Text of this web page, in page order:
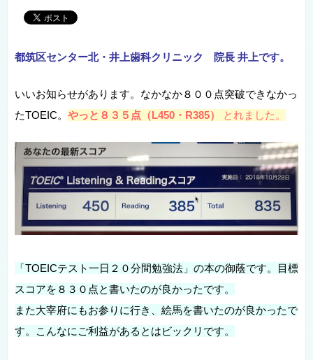
都筑区センター北・井上歯科クリニック 院長 井上です。
いいお知らせがあります。なかなか８００点突破できなかっ
たTOEIC。 やっと８３５点（L450・R385） とれました。
「TOEICテスト一日２０分間勉強法」の本の御蔭です。目標
スコアを８３０点と書いたのが良かったです。
また大宰府にもお参りに行き、絵馬を書いたのが良かったで
す。こんなにご利益があるとはビックリです。